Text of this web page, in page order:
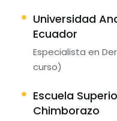
Universidad
Ecuador
Especialista en
curso)
Escuela
Chimborazo